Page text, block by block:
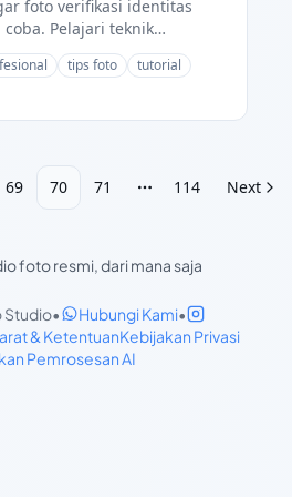
foto verifikasi identitas
Pelajari teknik
wajah yang benar untuk
tips foto
tutorial
pages
69 70 71 More pages
114 Next
foto resmi, dari mana saja
Studio• Hubungi Kami•
& KetentuanKebijakan Privasi
Pemrosesan AI